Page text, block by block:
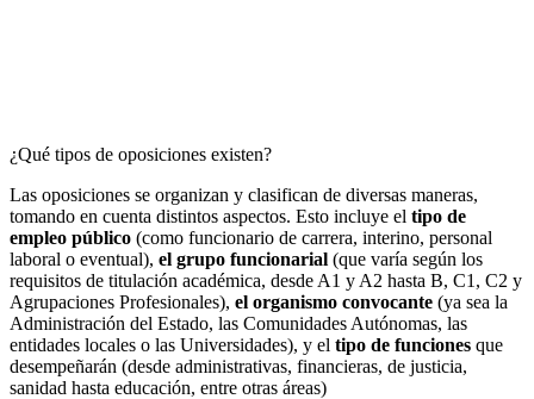
¿Qué tipos de oposiciones existen?
Las oposiciones se organizan y clasifican de diversas maneras,
tomando en cuenta distintos aspectos. Esto incluye el tipo de
empleo público (como funcionario de carrera, interino, personal
laboral o eventual), el grupo funcionarial (que varía según los
requisitos de titulación académica, desde A1 y A2 hasta B, C1, C2 y
Agrupaciones Profesionales), el organismo convocante (ya sea la
Administración del Estado, las Comunidades Autónomas, las
entidades locales o las Universidades), y el tipo de funciones que
desempeñarán (desde administrativas, financieras, de justicia,
sanidad hasta educación, entre otras áreas)